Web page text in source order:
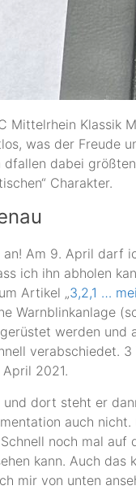
Mittelrhein Klassik
was der Freude
dfallen dabei
Charakter.
Am 9. April darf
ich ihn abholen
Artikel „3,2,1 …
Warnblinkanlage
werden und
verabschiedet.
2021.
dort steht er
auch
noch mal
kann. Auch
mir von unten